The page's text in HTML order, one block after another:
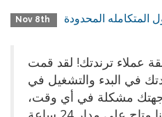
Nov 8th المتكامله المحدودة
عملاء ترندتك! لقد قمت
في البدء والتشغيل في
مشكلة في أي وقت،